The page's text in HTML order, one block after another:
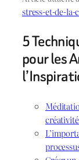
stress-et-de-
5
pour les